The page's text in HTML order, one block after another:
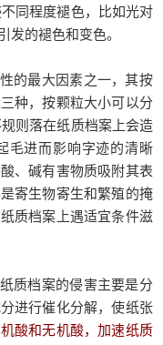
同程度褪色，比如光对
发的褪色和变色。
最大因素之一，其按
种，按颗粒大小可以分
则落在纸质档案上会造
毛进而影响字迹的清晰
、碱有害物质吸附其表
寄生物寄生和繁殖的掩
质档案上遇适宜条件滋
档案的侵害主要是分
进行催化分解，使纸张
酸和无机酸，加速纸质